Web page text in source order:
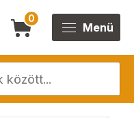
0
Menü